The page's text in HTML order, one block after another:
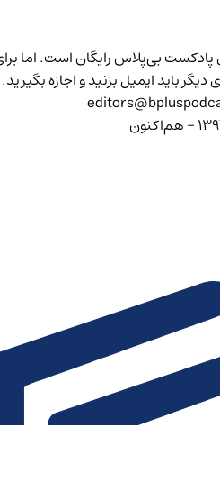
رایگان است. اما برای
ایمیل بزنید و اجازه بگیرید.